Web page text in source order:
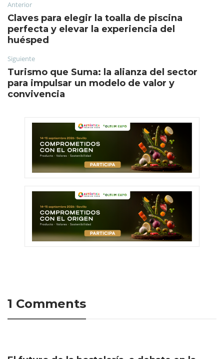
Anterior
Claves para elegir la toalla de piscina
perfecta y elevar la experiencia del
huésped
Siguiente
Turismo que Suma: la alianza del sector
para impulsar un modelo de valor y
convivencia
1 Comments